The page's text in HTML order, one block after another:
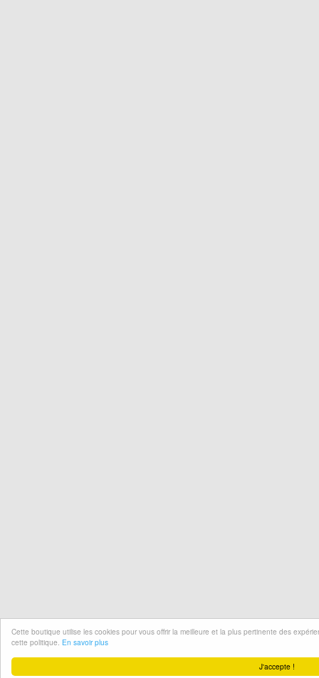
J'accepte !
Cette boutique utilise les cookies pour vous offrir la meilleure et la plus pertinente des
cette politique. En savoir plus